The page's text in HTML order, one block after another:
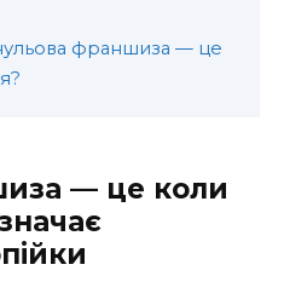
франшиза — це
— це коли